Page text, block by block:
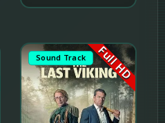
Sound Track Full HD